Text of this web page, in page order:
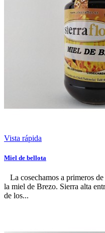
Vista rápida
Miel de bellota
La cosechamos a primeros
la miel de Brezo. Sierra alta
de los...